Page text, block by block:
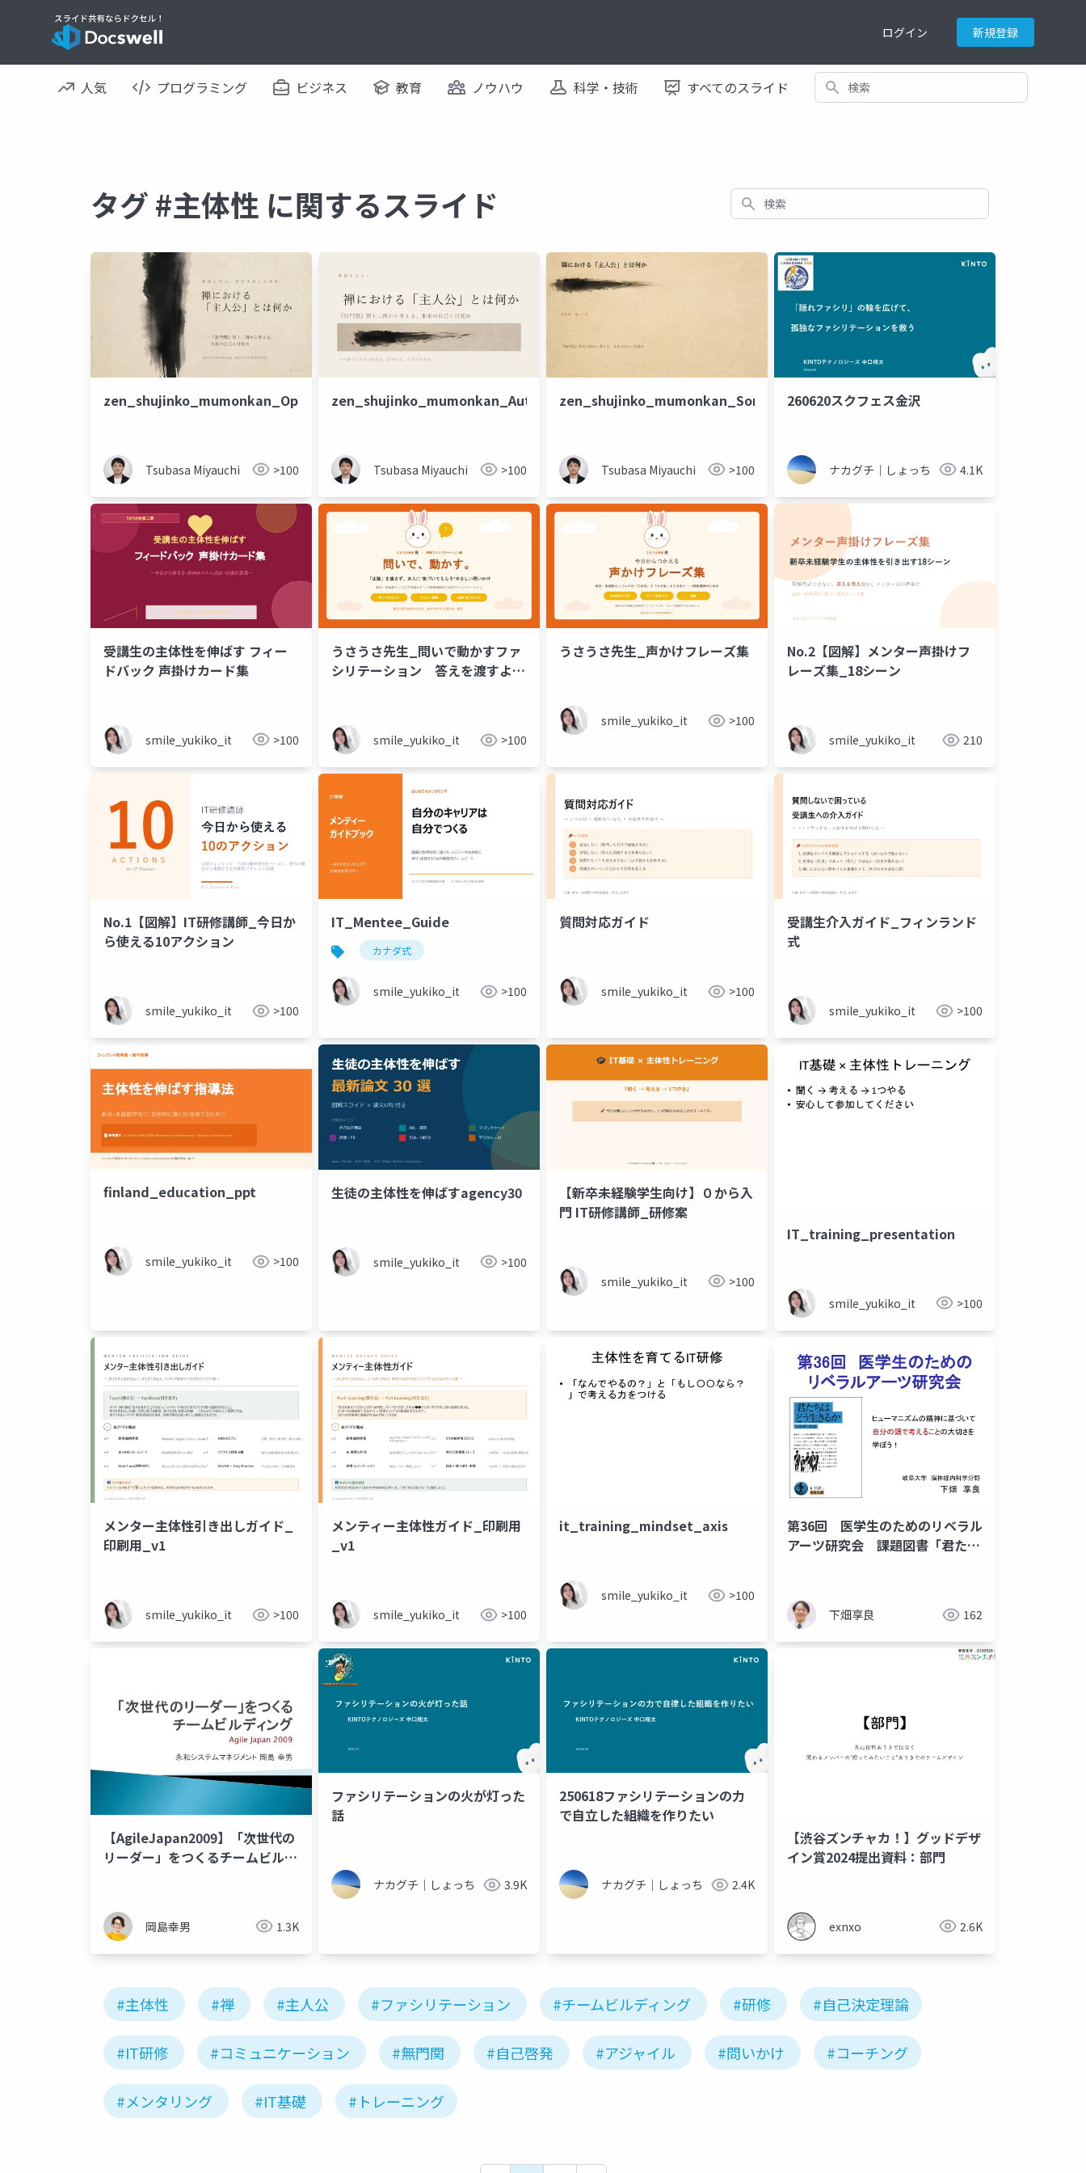
ログイン 新規登録
人気 プログラミング ビジネス 教育 ノウハウ 科学・技術 すべてのスライド 検索
タグ #主体性 に関するスライド 検索
zen_shujinko_mumonkan_Opus4.8
Tsubasa Miyauchi >100
zen_shujinko_mumonkan_Auto
Tsubasa Miyauchi >100
zen_shujinko_mumonkan_Sonnet5
Tsubasa Miyauchi >100
260620スクフェス金沢
ナカグチ｜しょっち 4.1K
受講生の主体性を伸ばす フィー
ドバック 声掛けカード集
smile_yukiko_it >100
うさうさ先生_問いで動かすファ
シリテーション 答えを渡すよ
smile_yukiko_it >100
うさうさ先生_声かけフレーズ集
smile_yukiko_it >100
No.2【図解】メンター声掛けフ
レーズ集_18シーン
smile_yukiko_it 210
No.1【図解】IT研修講師_今日か
ら使える10アクション
smile_yukiko_it >100
IT_Mentee_Guide
カナダ式
smile_yukiko_it >100
質問対応ガイド
smile_yukiko_it >100
受講生介入ガイド_フィンランド
式
smile_yukiko_it >100
finland_education_ppt
smile_yukiko_it >100
生徒の主体性を伸ばすagency30
smile_yukiko_it >100
【新卒未経験学生向け】０から入
門 IT研修講師_研修案
smile_yukiko_it >100
IT_training_presentation
smile_yukiko_it >100
メンター主体性引き出しガイド_
印刷用_v1
smile_yukiko_it >100
メンティー主体性ガイド_印刷用
_v1
smile_yukiko_it >100
it_training_mindset_axis
smile_yukiko_it >100
第36回 医学生のためのリベラル
アーツ研究会 課題図書「君たち
下畑享良 162
【AgileJapan2009】「次世代の
リーダー」をつくるチームビルデ
岡島幸男 1.3K
ファシリテーションの火が灯った
話
ナカグチ｜しょっち 3.9K
250618ファシリテーションの力
で自立した組織を作りたい
ナカグチ｜しょっち 2.4K
【渋谷ズンチャカ！】グッドデザ
イン賞2024提出資料：部門
exnxo 2.6K
#主体性 #禅 #主人公 #ファシリテーション #チームビルディング #研修 #自己決定理論
#IT研修 #コミュニケーション #無門関 #自己啓発 #アジャイル #問いかけ #コーチング
#メンタリング #IT基礎 #トレーニング